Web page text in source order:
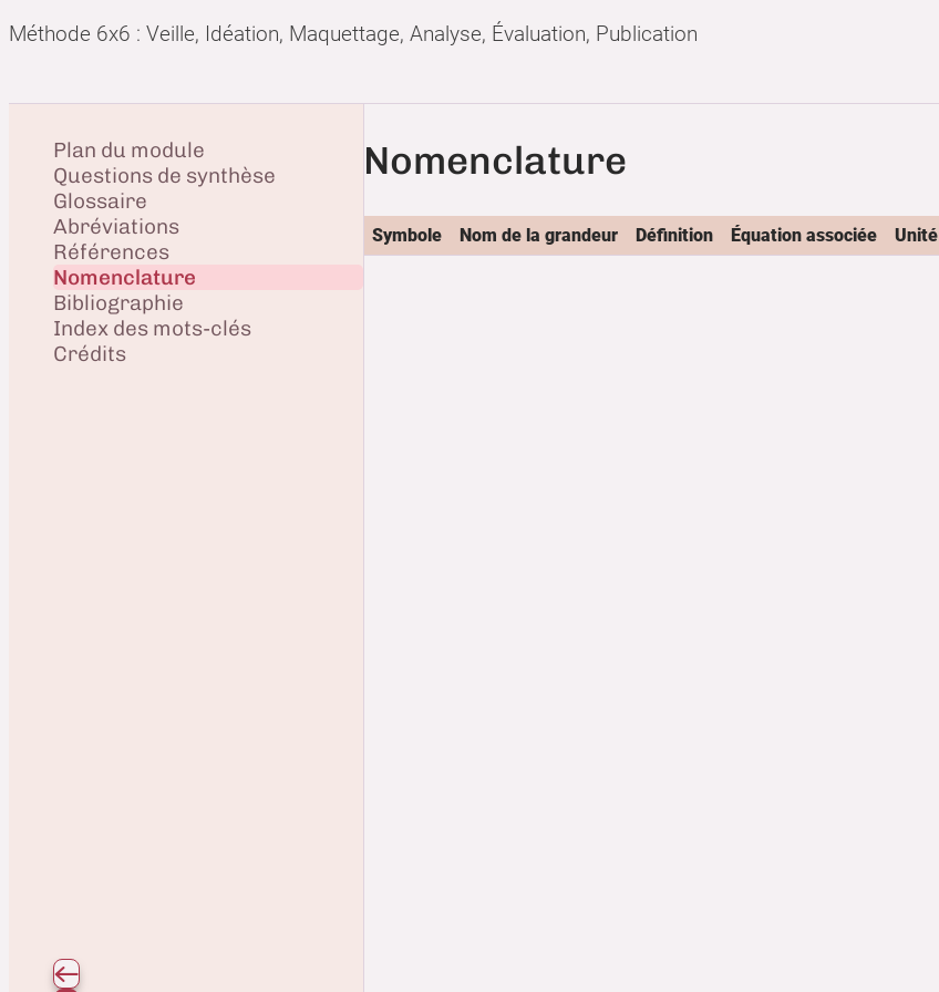
Méthode 6x6 : Veille, Idéation, Maquettage, Analyse, Évaluation, Publication
Nomenclature
Symbole Nom de la grandeur Définition Équation associée Unité
Plan du module
Questions de synthèse
Glossaire
Abréviations
Références
Nomenclature
Bibliographie
Index des mots-clés
Crédits